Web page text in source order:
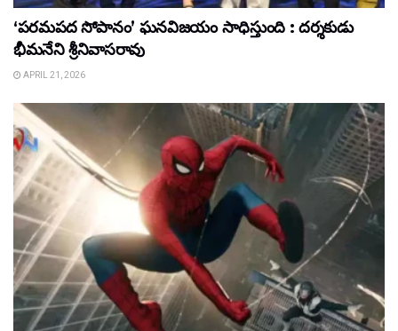
‘పరమపద సోపానం’ ఘనవిజయం సాధిస్తుంది : దర్శకుడు
భీమనేని శ్రీనివాసరావు
APRIL 21, 2026